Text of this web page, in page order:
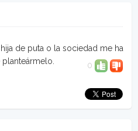
de puta o la sociedad me ha
0